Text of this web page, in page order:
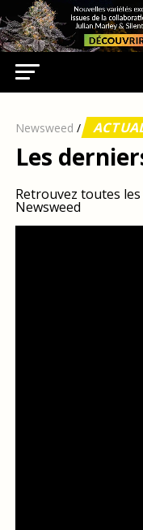
Newsweed /
Les
Retrouvez toutes
Newsweed